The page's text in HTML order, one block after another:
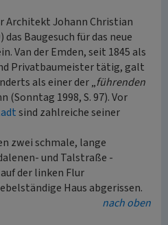
Architekt Johann Christian
Baugesuch für das neue
Van der Emden, seit 1845 als
Privatbaumeister tätig, galt
als einer der „führenden
(Sonntag 1998, S. 97). Vor
sind zahlreiche seiner
zwei schmale, lange
und Talstraße -
der linken Flur
Haus abgerissen.
nach oben